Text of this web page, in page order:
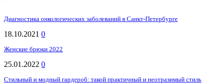
Диагностика онкологических заболеваний в Санкт-Петербурге
18.10.2021 0
Женские брюки 2022
25.01.2022 0
Стильный и модный гардероб: такой практичный и неотразимый стиль